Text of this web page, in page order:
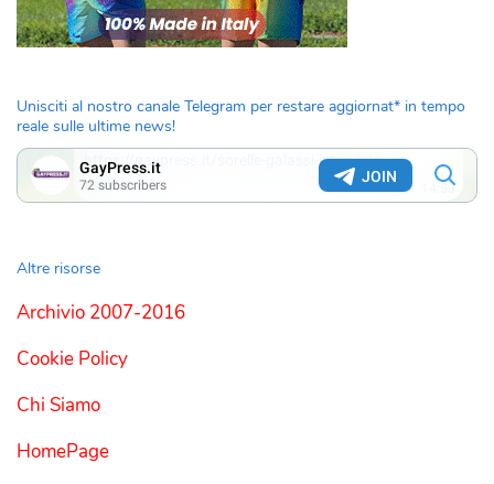
Unisciti al nostro canale Telegram per restare aggiornat* in tempo
reale sulle ultime news!
Altre risorse
Archivio 2007-2016
Cookie Policy
Chi Siamo
HomePage